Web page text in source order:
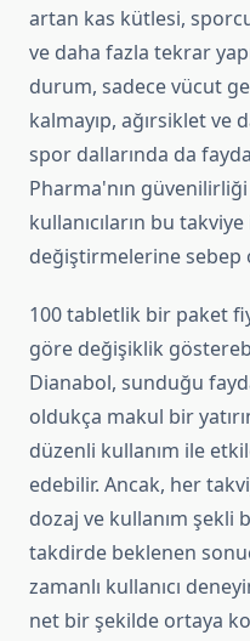
artan kas kütlesi,
ve daha fazla tekrar
durum, sadece vücut
kalmayıp, ağırsiklet ve
spor dallarında da
Pharma'nın
kullanıcıların bu
değiştirmelerine sebep
100 tabletlik bir paket
göre değişiklik
Dianabol, sunduğu
oldukça makul bir
düzenli kullanım ile
edebilir. Ancak, her
dozaj ve kullanım şekli
takdirde beklenen
zamanlı kullanıcı
net bir şekilde ortaya